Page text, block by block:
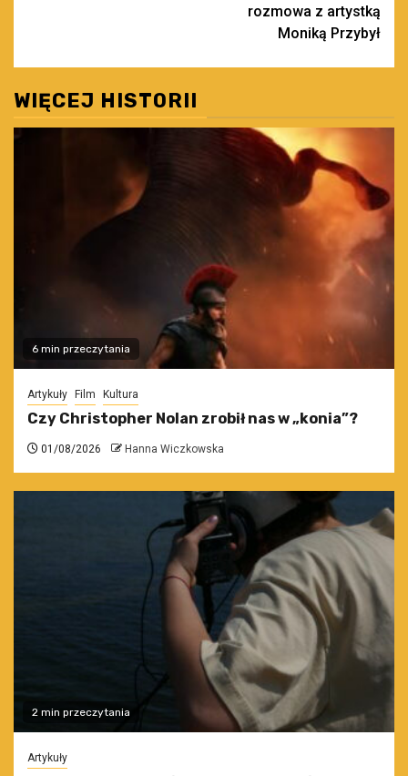
rozmowa z artystką
Moniką Przybył
WIĘCEJ HISTORII
6 min przeczytania
Artykuły Film Kultura
Czy Christopher Nolan zrobił nas w „konia”?
01/08/2026 Hanna Wiczkowska
2 min przeczytania
Artykuły